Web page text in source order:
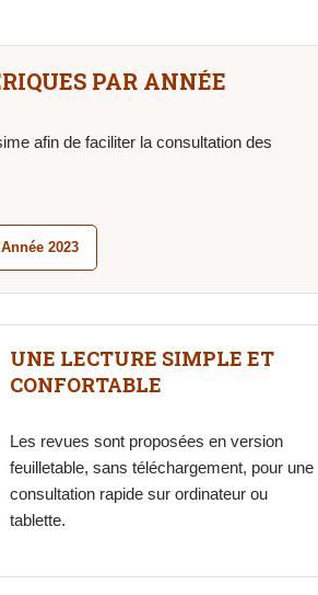
PAR ANNÉE
afin de faciliter la consultation des
Année 2023
UNE LECTURE SIMPLE ET
CONFORTABLE
Les revues sont proposées en version
feuilletable, sans téléchargement, pour une
consultation rapide sur ordinateur ou
tablette.